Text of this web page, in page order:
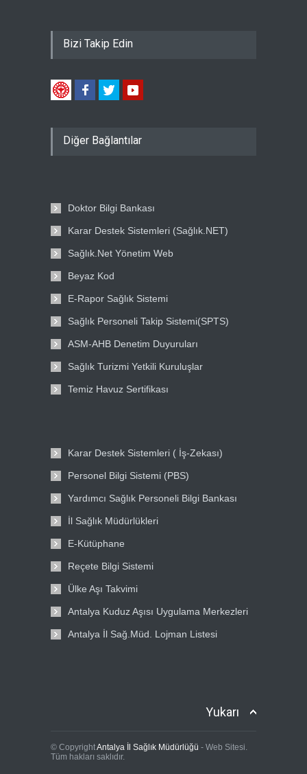
Bizi Takip Edin
Diğer Bağlantılar
Doktor Bilgi Bankası
Karar Destek Sistemleri (Sağlık.NET)
Sağlık.Net Yönetim Web
Beyaz Kod
E-Rapor Sağlık Sistemi
Sağlık Personeli Takip Sistemi(SPTS)
ASM-AHB Denetim Duyuruları
Sağlık Turizmi Yetkili Kuruluşlar
Temiz Havuz Sertifikası
Karar Destek Sistemleri ( İş-Zekası)
Personel Bilgi Sistemi (PBS)
Yardımcı Sağlık Personeli Bilgi Bankası
İl Sağlık Müdürlükleri
E-Kütüphane
Reçete Bilgi Sistemi
Ülke Aşı Takvimi
Antalya Kuduz Aşısı Uygulama Merkezleri
Antalya İl Sağ.Müd. Lojman Listesi
Yukarı
© CopyrightAntalya İl Sağlık Müdürlüğü - Web Sitesi.
Tüm hakları saklıdır.